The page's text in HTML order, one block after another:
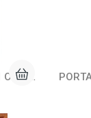
PORTA LISA SEMI OCA COD PPL 101